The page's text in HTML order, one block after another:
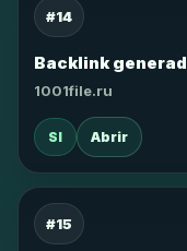
#14
Backlink
1001file.ru
SI Abrir
#15